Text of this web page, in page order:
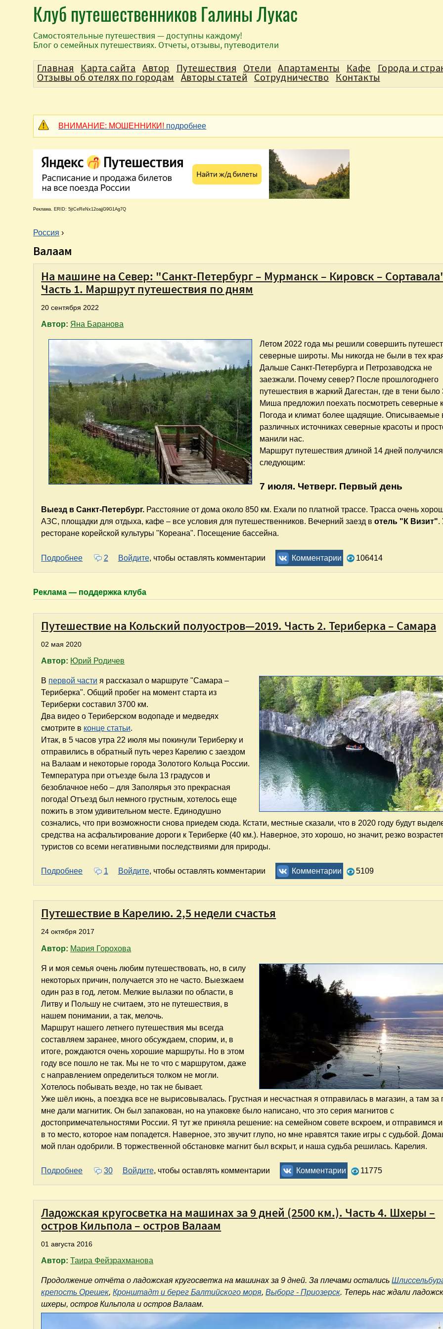
Клуб путешественников Галины Лукас
Самостоятельные путешествия — доступны каждому!
Блог о семейных путешествиях. Отчеты, отзывы, путеводители
ВНИМАНИЕ: МОШЕННИКИ! подробнее
Реклама. ERID: 5jtCeReNx12oajjG9G1Ag7Q
В
ы
Россия ›
Валаам
На машине на Север: "Санкт-Петербург – Мурманск – Кировск –
Часть 1. Маршрут путешествия по дням
20 сентября 2022
Автор: Яна Баранова
Летом 2022 года мы решили совершить
северные широты. Мы никогда не были в тех
Дальше Санкт-Петербурга и Петрозаводска не
заезжали. Почему север? После прошлогоднего
путешествия в жаркий Дагестан, где в тени было
Миша предложил поехать посмотреть северные
Погода и климат более щадящие. Описываемые
различных источниках северные красоты и
манили нас.
Маршрут путешествия длиной 14 дней получился
следующим:
7 июля. Четверг. Первый день
Выезд в Санкт-Петербург. Расстояние от дома около 850 км. Ехали по платной трассе. Трасса очень
АЗС, площадки для отдыха, кафе – все условия для путешественников. Вечерний заезд вотель "К Визит".
ресторане корейской культуры "Кореана". Посещение бассейна.
Подробнее о На машине на Север: "Санкт-Петербург – Мурманск – Кировск – Сортавала". Часть 1. Маршрут
2 Войдите, чтобы оставлять комментарии Комментарии 106414
Реклама — поддержка клуба
Путешествие на Кольский полуостров—2019. Часть 2. Териберка – Самара
02 мая 2020
Автор: Юрий Родичев
В первой части я рассказал о маршруте "Самара –
Териберка". Общий пробег на момент старта из
Териберки составил 3700 км.
Два видео о Териберском водопаде и медведях
смотрите в конце статьи.
Итак, в 5 часов утра 22 июля мы покинули Териберку и
отправились в обратный путь через Карелию с заездом
на Валаам и некоторые города Золотого Кольца России.
Температура при отъезде была 13 градусов и
безоблачное небо – для Заполярья это прекрасная
погода! Отъезд был немного грустным, хотелось еще
пожить в этом удивительном месте. Единодушно
сознались, что при возможности снова приедем сюда. Кстати, местные сказали, что в 2020 году будут
средства на асфальтирование дороги к Териберке (40 км.). Наверное, это хорошо, но значит, резко
туристов со всеми негативными последствиями для природы.
Подробнее о Путешествие на Кольский полуостров—2019. Часть 2. Териберка – Самара
1 Войдите, чтобы оставлять комментарии Комментарии 5109
Путешествие в Карелию. 2,5 недели счастья
24 октября 2017
Автор: Мария Горохова
Я и моя семья очень любим путешествовать, но, в силу
некоторых причин, получается это не часто. Выезжаем
один раз в год, летом. Мелкие вылазки по области, в
Литву и Польшу не считаем, это не путешествия, в
нашем понимании, а так, мелочь.
Маршрут нашего летнего путешествия мы всегда
составляем заранее, много обсуждаем, спорим, и, в
итоге, рождаются очень хорошие маршруты. Но в этом
году все пошло не так. Мы не то что с маршрутом, даже
с направлением определиться толком не могли.
Хотелось побывать везде, но так не бывает.
Уже шёл июнь, а поездка все не вырисовывалась. Грустная и несчастная я отправилась в магазин, а там за
мне дали магнитик. Он был запакован, но на упаковке было написано, что это серия магнитов с
достопримечательностями России. Я тут же приняла решение: на семейном совете вскроем, и отправимся
в то место, которое нам попадется. Наверное, это звучит глупо, но мне нравятся такие игры с судьбой.
мой план одобрили. В торжественной обстановке магнит был вскрыт, и наша судьба решилась. Карелия.
Подробнее о Путешествие в Карелию. 2,5 недели счастья
30 Войдите, чтобы оставлять комментарии Комментарии 11775
Ладожская кругосветка на машинах за 9 дней (2500 км.). Часть 4. Шхеры –
остров Кильпола – остров Валаам
01 августа 2016
Автор:Таира Фейзрахманова
Продолжение отчёта о ладожская кругосветка на машинах за 9 дней. За плечами остались
крепость Орешек,Кронштадт и берег Балтийского моря,Выборг - Приозерск. Теперь нас ждали
шхеры, остров Кильпола и остров Валаам.
Главная Карта сайта Автор Путешествия Отели Апартаменты Кафе Города и
Отзывы об отелях по городам Авторы статей Сотрудничество Контакты